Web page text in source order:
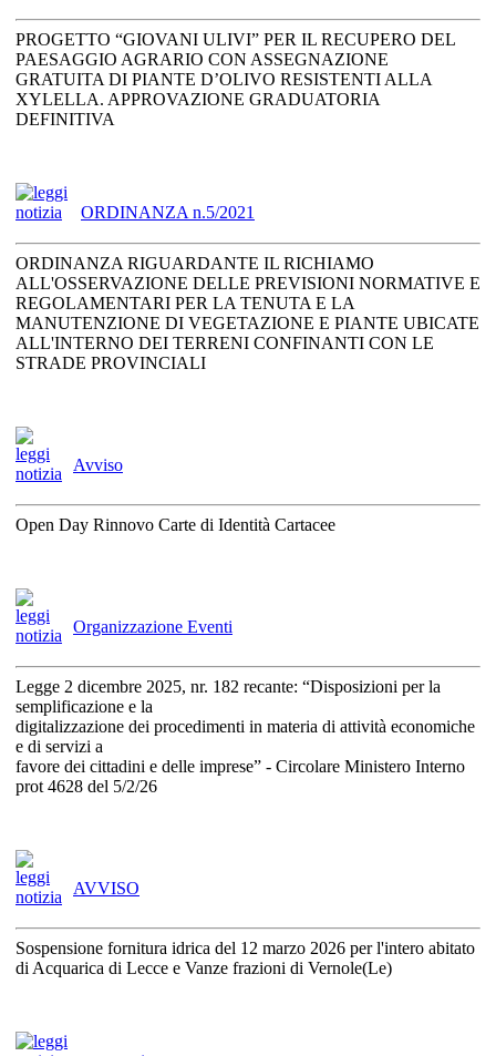
PROGETTO “GIOVANI ULIVI” PER IL RECUPERO DEL
PAESAGGIO AGRARIO CON ASSEGNAZIONE
GRATUITA DI PIANTE D’OLIVO RESISTENTI ALLA
XYLELLA. APPROVAZIONE GRADUATORIA
DEFINITIVA
ORDINANZA n.5/2021
ORDINANZA RIGUARDANTE IL RICHIAMO
ALL'OSSERVAZIONE DELLE PREVISIONI NORMATIVE E
REGOLAMENTARI PER LA TENUTA E LA
MANUTENZIONE DI VEGETAZIONE E PIANTE UBICATE
ALL'INTERNO DEI TERRENI CONFINANTI CON LE
STRADE PROVINCIALI
Avviso
Open Day Rinnovo Carte di Identità Cartacee
Organizzazione Eventi
Legge 2 dicembre 2025, nr. 182 recante: “Disposizioni per la
semplificazione e la
digitalizzazione dei procedimenti in materia di attività economiche
e di servizi a
favore dei cittadini e delle imprese” - Circolare Ministero Interno
prot 4628 del 5/2/26
AVVISO
Sospensione fornitura idrica del 12 marzo 2026 per l'intero abitato
di Acquarica di Lecce e Vanze frazioni di Vernole(Le)